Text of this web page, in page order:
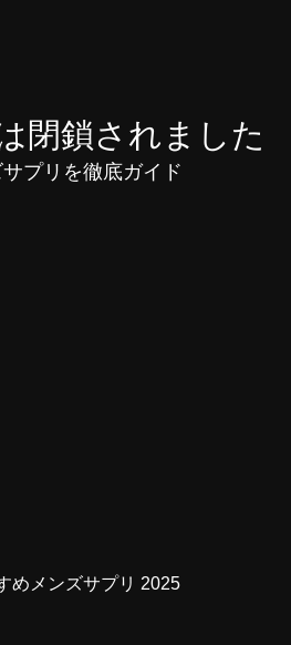
閉鎖されました
プリを徹底ガイド
めメンズサプリ 2025